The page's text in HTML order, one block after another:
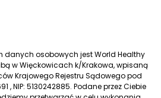
danych osobowych jest World Healthy
w Więckowicach k/Krakowa, wpisaną
Krajowego Rejestru Sądowego pod
, NIP: 5130242885. Podane przez Ciebie